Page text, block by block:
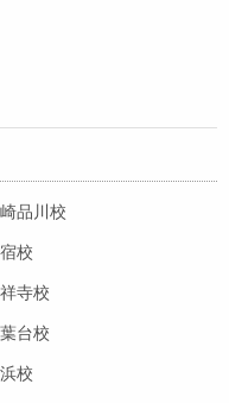
品川校
校
寺校
台校
校